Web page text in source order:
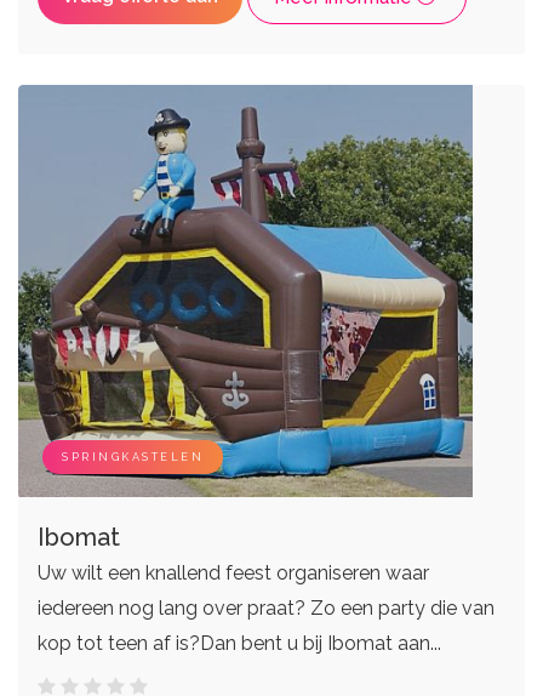
SPRINGKASTELEN
Ibomat
Uw wilt een knallend feest organiseren waar
iedereen nog lang over praat? Zo een party die van
kop tot teen af is?Dan bent u bij Ibomat aan...